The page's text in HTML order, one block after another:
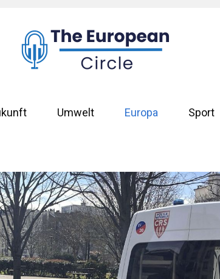
Umwelt Europa Sport